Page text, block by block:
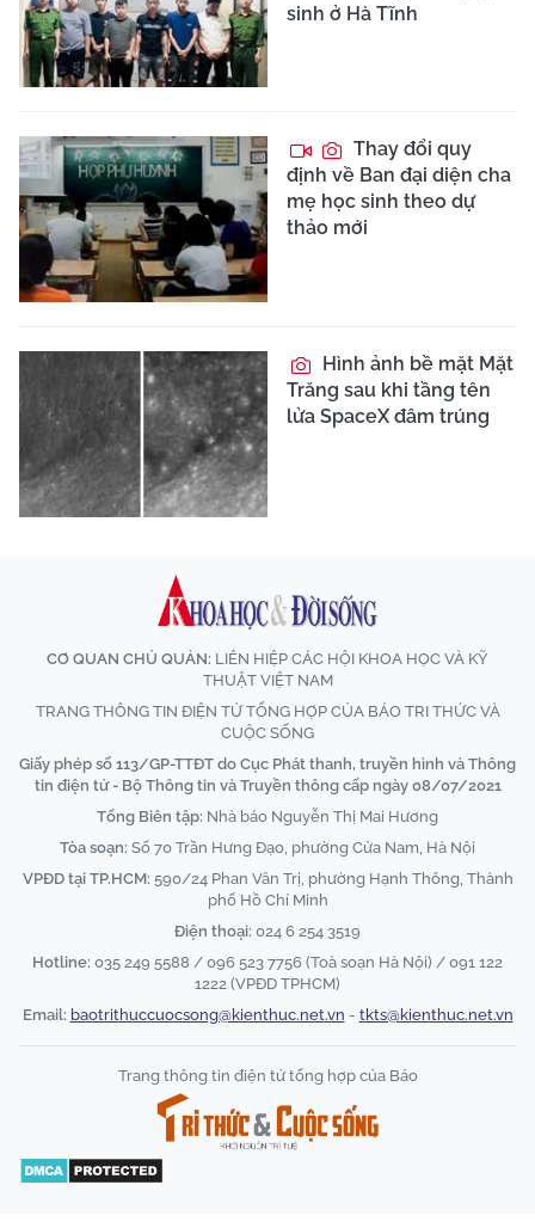
sinh ở Hà Tĩnh
Thay đổi quy
định về Ban đại diện cha
mẹ học sinh theo dự
thảo mới
Hình ảnh bề mặt Mặt
Trăng sau khi tầng tên
lửa SpaceX đâm trúng
CƠ QUAN CHỦ QUẢN: LIÊN HIỆP CÁC HỘI KHOA HỌC VÀ KỸ
THUẬT VIỆT NAM
TRANG THÔNG TIN ĐIỆN TỬ TỔNG HỢP CỦA BÁO TRI THỨC VÀ
CUỘC SỐNG
Giấy phép số 113/GP-TTĐT do Cục Phát thanh, truyền hình và Thông
tin điện tử - Bộ Thông tin và Truyền thông cấp ngày 08/07/2021
Tổng Biên tập: Nhà báo Nguyễn Thị Mai Hương
Tòa soạn: Số 70 Trần Hưng Đạo, phường Cửa Nam, Hà Nội
VPĐD tại TP.HCM: 590/24 Phan Văn Trị, phường Hạnh Thông, Thành
phố Hồ Chí Minh
Điện thoại: 024 6 254 3519
Hotline: 035 249 5588 / 096 523 7756 (Toà soạn Hà Nội) / 091 122
1222 (VPĐD TPHCM)
Email: baotrithuccuocsong@kienthuc.net.vn - tkts@kienthuc.net.vn
Trang thông tin điện tử tổng hợp của Báo